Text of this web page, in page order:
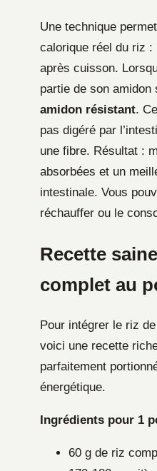
Une technique
calorique réel du riz
après cuisson.
partie de son amidon
amidon résistant.
pas digéré par
une fibre. Résultat :
absorbées et un
intestinale. Vous
réchauffer ou le
Recette
complet au
Pour intégrer le riz
voici une recette
parfaitement
énergétique.
Ingrédients pour 1
60 g de riz